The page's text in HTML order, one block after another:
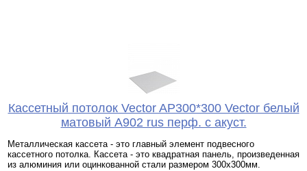
Кассетный потолок Vector AP300*300 Vector белый
матовый А902 rus перф. с акуст.
Металлическая кассета - это главный элемент подвесного
кассетного потолка. Кассета - это квадратная панель, произведенная
из алюминия или оцинкованной стали размером 300х300мм.